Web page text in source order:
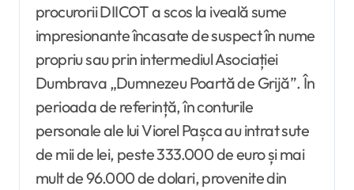
procurorii DIICOT a scos la iveală sume
impresionante încasate de suspect în nume
propriu sau prin intermediul Asociației
Dumbrava „Dumnezeu Poartă de Grijă”. În
perioada de referință, în conturile
personale ale lui Viorel Pașca au intrat sute
de mii de lei, peste 333.000 de euro și mai
mult de 96.000 de dolari, provenite din